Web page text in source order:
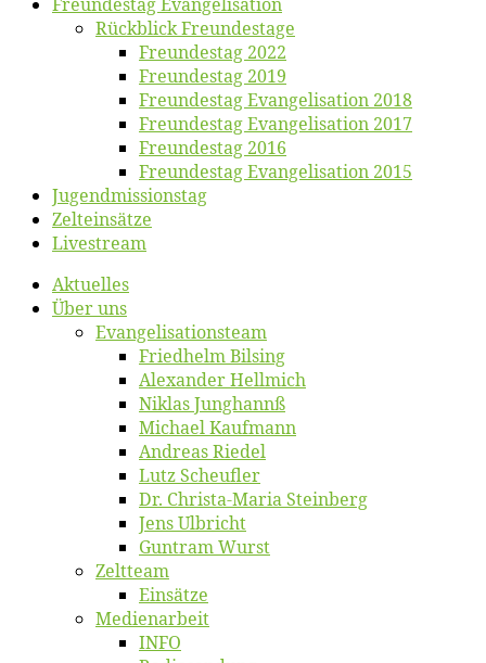
Rück­blick Freundestage
Freun­des­tag 2022
Freun­des­tag 2019
Freun­des­tag Evan­ge­li­sa­ti­on 2018
Freun­des­tag Evan­ge­li­sa­ti­on 2017
Freun­des­tag 2016
Freun­des­tag Evan­ge­li­sa­ti­on 2015
Jugend­mis­sions­tag
Zelt­ein­sät­ze
Live­stream
Ak­tu­el­les
Über uns
Evangelisa­tions­team
Fried­helm Bilsing
Alex­an­der Hellmich
Ni­klas Junghannß
Mi­cha­el Kaufmann
An­dre­as Riedel
Lutz Scheuf­ler
Dr. Chris­­ta-Ma­ria Steinberg
Jens Ulb­richt
Gun­tram Wurst
Zelt­team
Ein­sät­ze
Me­di­en­ar­beit
INFO